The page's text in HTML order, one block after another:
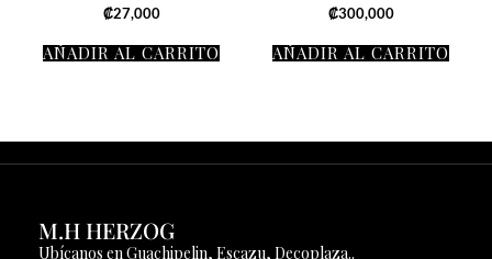
₡27,000
AÑADIR AL CARRITO
₡300,000
AÑADIR AL CARRITO
M.H HERZOG
Ubícanos en Guachipelin, Escazu, Decoplaza..